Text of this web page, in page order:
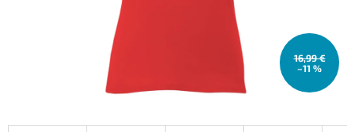
16,99 €
–11 %